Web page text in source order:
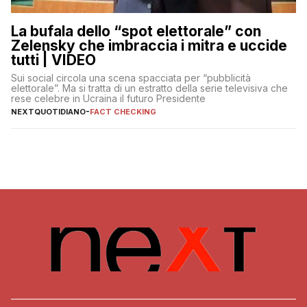
La bufala dello “spot elettorale” con
Zelensky che imbraccia i mitra e uccide
tutti | VIDEO
Sui social circola una scena spacciata per “pubblicità
elettorale”. Ma si tratta di un estratto della serie televisiva che
rese celebre in Ucraina il futuro Presidente
NEXTQUOTIDIANO-FACT CHECKING